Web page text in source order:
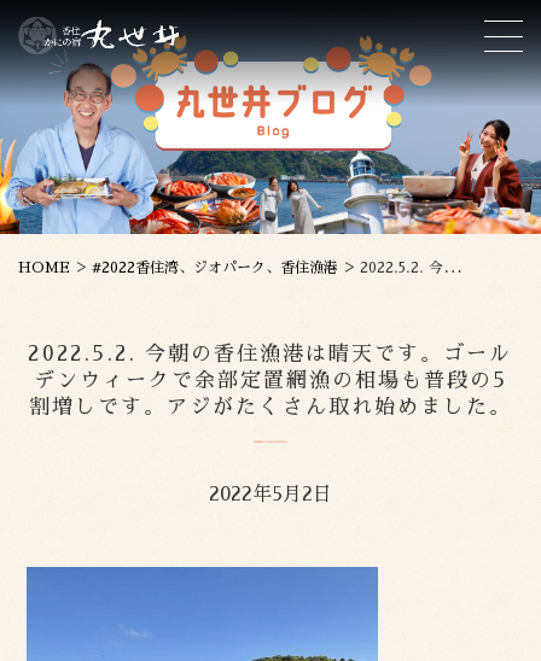
HOME > #2022香住湾、ジオパーク、香住漁港 > 2022.5.2. 今朝の香住漁港は晴天です。ゴールデンウィークで余部定置網漁の相場も普段の5割増しです。アジがたくさん取れ始めました。
2022.5.2. 今朝の香住漁港は晴天です。ゴール
デンウィークで余部定置網漁の相場も普段の5
割増しです。アジがたくさん取れ始めました。
2022年5月2日